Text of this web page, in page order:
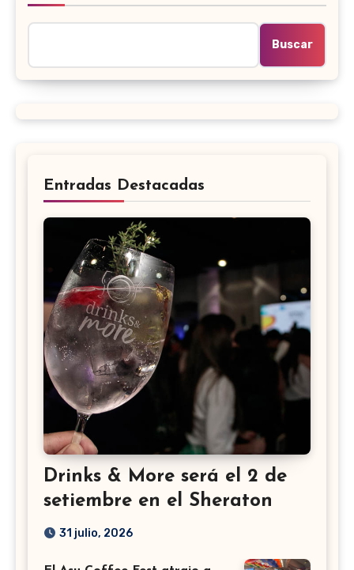
Buscar
Entradas Destacadas
Drinks & More será el 2 de
setiembre en el Sheraton
31 julio, 2026